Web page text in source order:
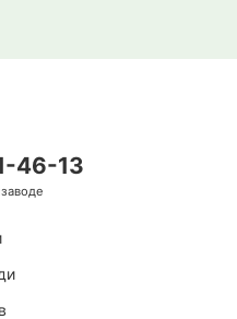
46-13